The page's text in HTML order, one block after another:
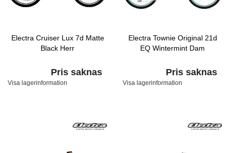
Electra Cruiser Lux 7d Matte
Black Herr
Pris saknas
Visa lagerinformation
Electra Townie Original 21d
EQ Wintermint Dam
Pris saknas
Visa lagerinformation